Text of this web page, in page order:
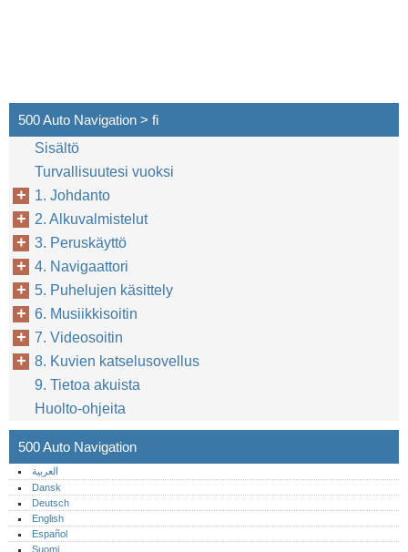
500 Auto Navigation > fi
Sisältö
Turvallisuutesi vuoksi
1. Johdanto
2. Alkuvalmistelut
3. Peruskäyttö
4. Navigaattori
5. Puhelujen käsittely
6. Musiikkisoitin
7. Videosoitin
8. Kuvien katselusovellus
9. Tietoa akuista
Huolto-ohjeita
500 Auto Navigation
العربية
Dansk
Deutsch
English
Español
Suomi